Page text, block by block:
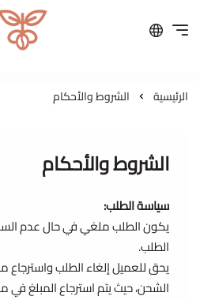
الرئيسية الشروط والأحكام
الشروط والأحكام
سياسة الطلب:
الطلب.
يحق للعميل إلغاء الطلب واسترجاع
الشحن، حيث يتم استرجاع المبلغ في مدة